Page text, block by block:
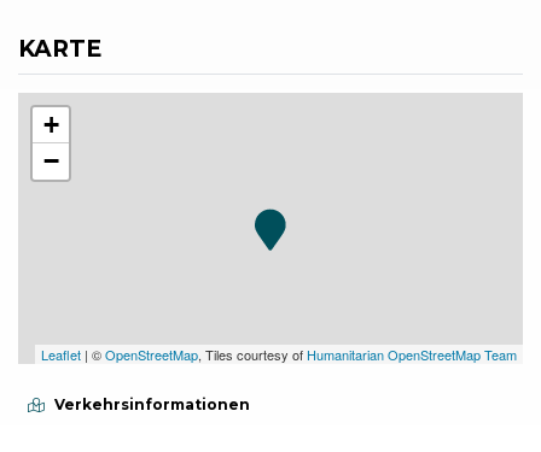
KARTE
+
−
Leaflet | ©OpenStreetMap, Tiles courtesy of Humanitarian OpenStreetMap Team
Verkehrsinformationen